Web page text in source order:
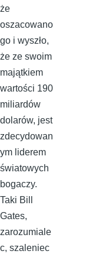
że
oszacowano
go i wyszło,
że ze swoim
majątkiem
wartości 190
miliardów
dolarów, jest
zdecydowan
ym liderem
światowych
bogaczy.
Taki Bill
Gates,
zarozumiale
c, szaleniec